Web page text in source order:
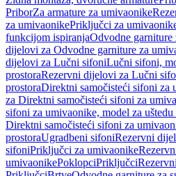
PriborZa armature za umivaonike
za umivaonikePriključci za
funkcijom ispiranjaOdvodne garniture
dijelovi za Odvodne garniture za
dijelovi za Lučni sifoniLučni sifoni,
prostoraRezervni dijelovi za Lučni
prostoraDirektni samočisteći sifoni za
za Direktni samočisteći sifoni za
sifoni za umivaonike, model za uštedu
Direktni samočisteći sifoni za
prostoraUgradbeni sifoniRezervni
sifoniPriključci za umivaonike
umivaonikePoklopciPriključci